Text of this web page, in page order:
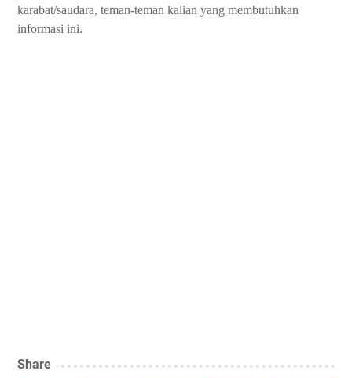
karabat/saudara, teman-teman kalian yang membutuhkan
informasi ini.
Share